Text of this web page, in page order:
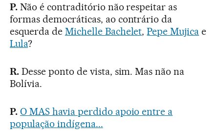
P.Não é contraditório não respeitar as
formas democráticas, ao contrário da
esquerda de Michelle Bachelet,Pepe Mujica e
Lula?
R.Desse ponto de vista, sim. Mas não na
Bolívia.
P. O MAS havia perdido apoio entre a
população indígena...